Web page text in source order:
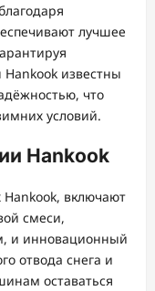
лучшее
известны
что
условий.
Hankook
включают
смеси,
и инновационный
отвода снега и
оставаться